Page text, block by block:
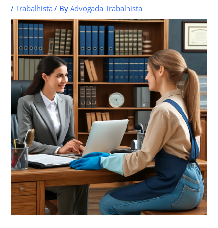
/Trabalhista / ByAdvogada Trabalhista